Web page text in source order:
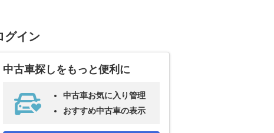
グイン
中古車探しをもっと便利に
中古車お気に入り管理
おすすめ中古車の表示